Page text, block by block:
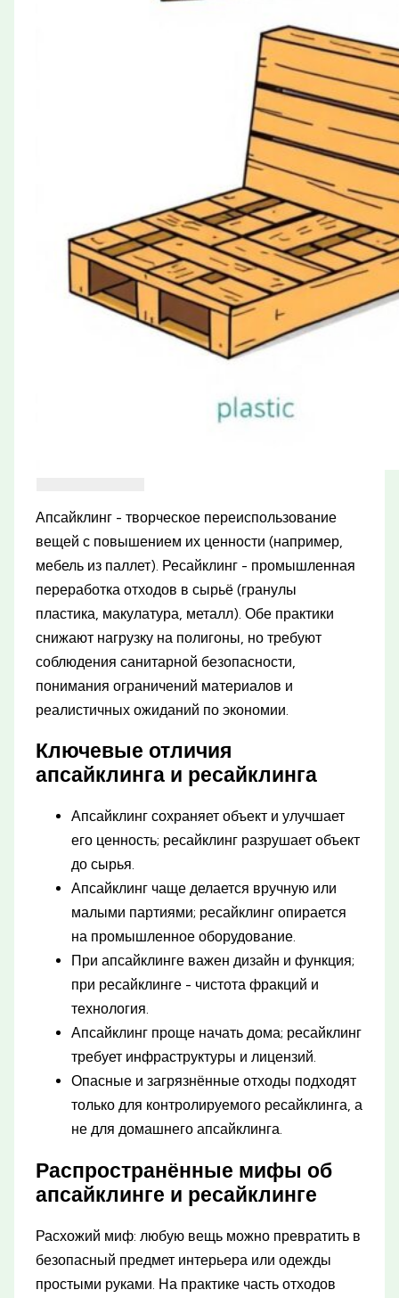
Апсайклинг - творческое переиспользование
вещей с повышением их ценности (например,
мебель из паллет). Ресайклинг - промышленная
переработка отходов в сырьё (гранулы
пластика, макулатура, металл). Обе практики
снижают нагрузку на полигоны, но требуют
соблюдения санитарной безопасности,
понимания ограничений материалов и
реалистичных ожиданий по экономии.
Ключевые отличия
апсайклинга и ресайклинга
Апсайклинг сохраняет объект и улучшает
его ценность; ресайклинг разрушает объект
до сырья.
Апсайклинг чаще делается вручную или
малыми партиями; ресайклинг опирается
на промышленное оборудование.
При апсайклинге важен дизайн и функция;
при ресайклинге - чистота фракций и
технология.
Апсайклинг проще начать дома; ресайклинг
требует инфраструктуры и лицензий.
Опасные и загрязнённые отходы подходят
только для контролируемого ресайклинга, а
не для домашнего апсайклинга.
Распространённые мифы об
апсайклинге и ресайклинге
Расхожий миф: любую вещь можно превратить в
безопасный предмет интерьера или одежды
простыми руками. На практике часть отходов